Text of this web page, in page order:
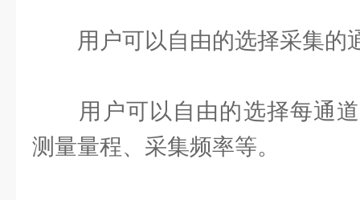
用户可以自由的选择采集的
用户可以自由的选择每通道
测量量程、采集频率等。